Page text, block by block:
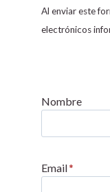
s
t
C
n
a
Al enviar este
electrónicos
Nombre
Email*